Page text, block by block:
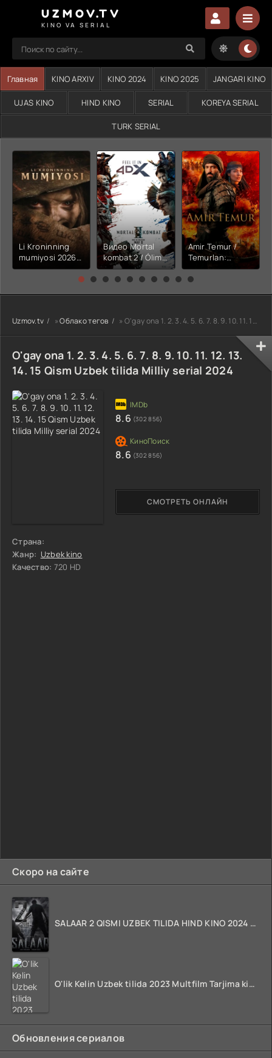
UZMOV.TV
KINO VA SERIAL
Главная KINO ARXIV KINO 2024 KINO 2025 JANGARI KINO
UJAS KINO HIND KINO SERIAL KOREYA SERIAL
TURK SERIAL
Li Kroninning
mumiyosi 2026
(uzbek tilida
kino) tarjima HD
Видео Mortal
kombat 2 / Ólim
jangi 2 (2026)
Uzbek tilida
Amir Temur /
Temurlan:
Fathchining
yuksalishi
tarjima kino Full
HD tas-ix
Скоро на сайте
SALAAR 2 QISMI UZBEK TILIDA HIND KINO 2024 TARJIMA 720p HD Skachat
O'lik Kelin Uzbek tilida 2023 Multfilm Tarjima kino skachat
Обновления сериалов
Uzmov.tv »Облако тегов » O'gay ona 1. 2. 3. 4. 5. 6. 7. 8. 9. 10. 11. 12. 13. 14. 15 Qism Uzbek tilida Milliy serial 2024
O'gay ona 1. 2. 3. 4. 5. 6. 7. 8. 9. 10. 11. 12. 13.
14. 15 Qism Uzbek tilida Milliy serial 2024
Страна:
Жанр: Uzbek kino
Качество: 720 HD
СМОТРЕТЬ ОНЛАЙН
8.6 (302 856)
8.6 (302 856)